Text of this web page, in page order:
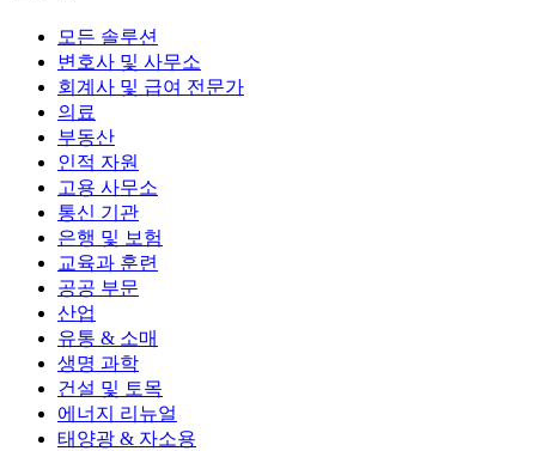
모든 솔루션
변호사 및 사무소
회계사 및 급여 전문가
의료
부동산
인적 자원
고용 사무소
통신 기관
은행 및 보험
교육과 훈련
공공 부문
산업
유통 & 소매
생명 과학
건설 및 토목
에너지 리뉴얼
태양광 & 자소용